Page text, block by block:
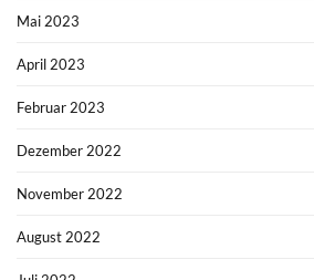
Mai 2023
April 2023
Februar 2023
Dezember 2022
November 2022
August 2022